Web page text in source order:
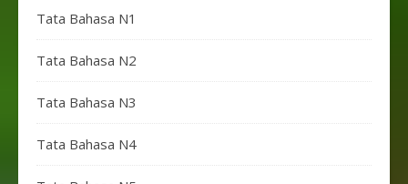
Tata Bahasa N1
Tata Bahasa N2
Tata Bahasa N3
Tata Bahasa N4